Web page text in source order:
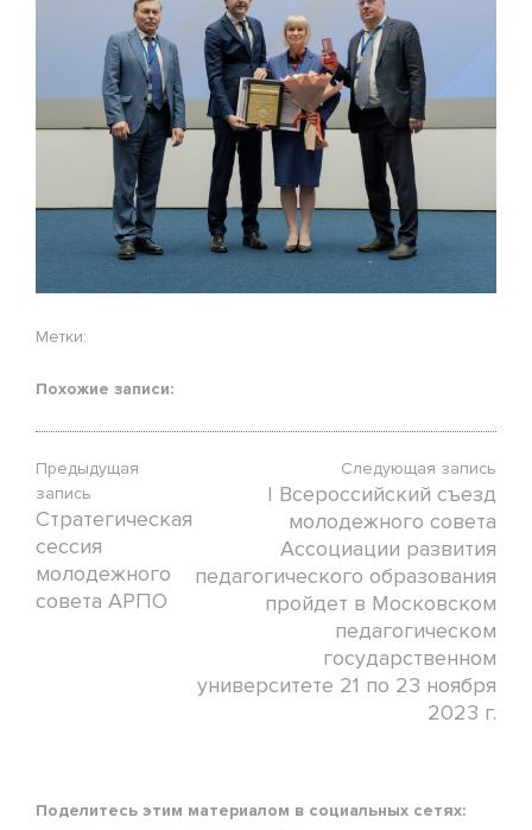
Метки:
Похожие записи:
Предыдущая
запись
Стратегическая
сессия
молодежного
совета АРПО
Следующая запись
I Всероссийский съезд
молодежного совета
Ассоциации развития
педагогического образования
пройдет в Московском
педагогическом
государственном
университете 21 по 23 ноября
2023 г.
in
Поделитесь этим материалом в социальных сетях: